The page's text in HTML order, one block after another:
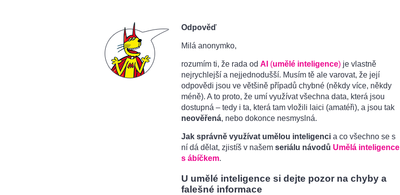
Odpověď
Milá anonymko,
rozumím ti, že rada od AI (umělé inteligence) je vlastně
nejrychlejší a nejjednodušší. Musím tě ale varovat, že její
odpovědi jsou ve většině případů chybné (někdy více, někdy
méně). A to proto, že umí využívat všechna data, která jsou
dostupná – tedy i ta, která tam vložili laici (amatéři), a jsou tak
neověřená, nebo dokonce nesmyslná.
Jak správně využívat umělou inteligenci a co všechno se s
ní dá dělat, zjistíš v našem seriálu návodů Umělá inteligence
s ábíčkem.
U umělé inteligence si dejte pozor na chyby a
falešné informace